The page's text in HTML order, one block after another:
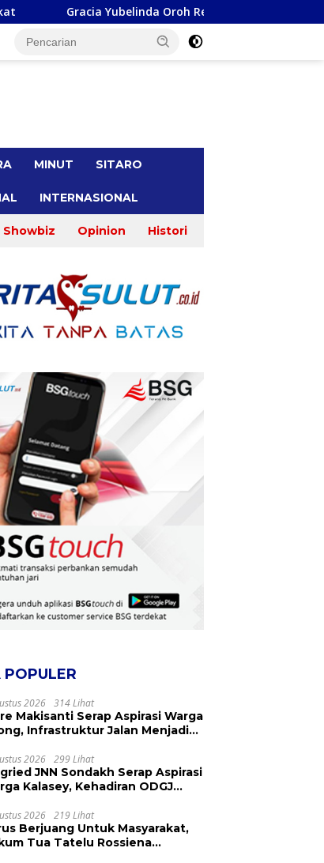
Oroh Reses di Desa Seretan, Warga Keluhkan Soal
MINUT SITARO
INTERNASIONAL
Showbiz Opinion Histori
POPULER
2026 314 Lihat
Makisanti Serap Aspirasi Warga
Infrastruktur Jalan Menjadi
2026 299 Lihat
JNN Sondakh Serap Aspirasi
Kalasey, Kehadiran ODGJ
2026 219 Lihat
Berjuang Untuk Masyarakat,
Tua Tatelu Rossiena